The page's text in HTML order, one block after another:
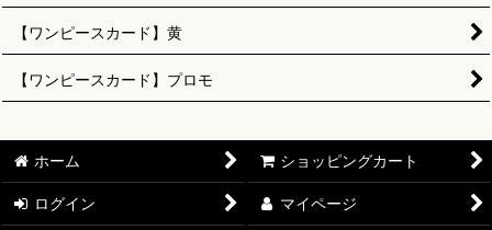
【ワンピースカード】黄
【ワンピースカード】プロモ
ホーム ショッピングカート
ログイン マイページ